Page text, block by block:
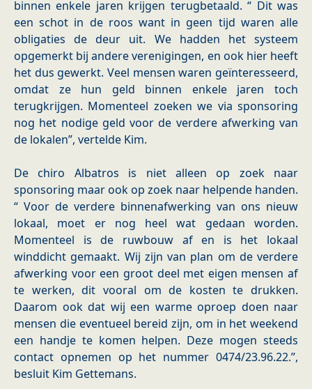
binnen enkele jaren krijgen terugbetaald. “ Dit was
een schot in de roos want in geen tijd waren alle
obligaties de deur uit. We hadden het systeem
opgemerkt bij andere verenigingen, en ook hier heeft
het dus gewerkt. Veel mensen waren geïnteresseerd,
omdat ze hun geld binnen enkele jaren toch
terugkrijgen. Momenteel zoeken we via sponsoring
nog het nodige geld voor de verdere afwerking van
de lokalen”, vertelde Kim.
De chiro Albatros is niet alleen op zoek naar
sponsoring maar ook op zoek naar helpende handen.
“ Voor de verdere binnenafwerking van ons nieuw
lokaal, moet er nog heel wat gedaan worden.
Momenteel is de ruwbouw af en is het lokaal
winddicht gemaakt. Wij zijn van plan om de verdere
afwerking voor een groot deel met eigen mensen af
te werken, dit vooral om de kosten te drukken.
Daarom ook dat wij een warme oproep doen naar
mensen die eventueel bereid zijn, om in het weekend
een handje te komen helpen. Deze mogen steeds
contact opnemen op het nummer 0474/23.96.22.”,
besluit Kim Gettemans.